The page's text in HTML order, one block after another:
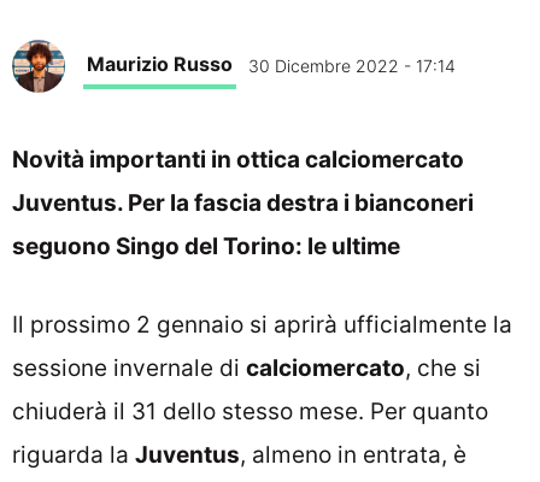
Maurizio Russo 30 Dicembre 2022 - 17:14
Novità importanti in ottica calciomercato
Juventus. Per la fascia destra i bianconeri
seguono Singo del Torino: le ultime
Il prossimo 2 gennaio si aprirà ufficialmente la
sessione invernale di calciomercato, che si
chiuderà il 31 dello stesso mese. Per quanto
riguarda la Juventus, almeno in entrata, è